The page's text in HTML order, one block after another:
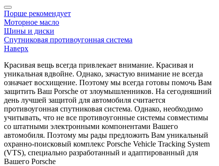
Порше рекомендует
Моторное масло
Шины и диски
Спутниковая противоугонная система
Наверх
Красивая вещь всегда привлекает внимание. Красивая и
уникальная вдвойне. Однако, зачастую внимание не всегда
означает восхищение. Поэтому мы всегда готовы помочь Вам
защитить Ваш Porsche от злоумышленников. На сегодняшний
день лучшей защитой для автомобиля считается
противоугонная спутниковая система. Однако, необходимо
учитывать, что не все противоугонные системы совместимы
со штатными электронными компонентами Вашего
автомобиля. Поэтому мы рады предложить Вам уникальный
охранно-поисковый комплекс Porsche Vehicle Tracking System
(VTS), специально разработанный и адаптированный для
Вашего Porsche